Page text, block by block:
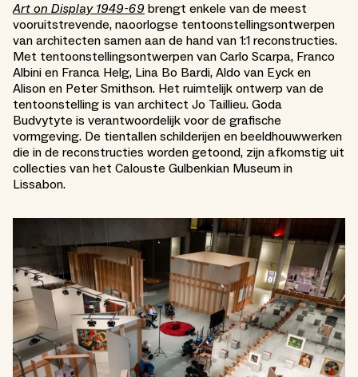
Art on Display 1949-69 brengt enkele van de meest
vooruitstrevende, naoorlogse tentoonstellingsontwerpen
van architecten samen aan de hand van 1:1 reconstructies.
Met tentoonstellingsontwerpen van Carlo Scarpa, Franco
Albini en Franca Helg, Lina Bo Bardi, Aldo van Eyck en
Alison en Peter Smithson. Het ruimtelijk ontwerp van de
tentoonstelling is van architect Jo Taillieu. Goda
Budvytyte is verantwoordelijk voor de grafische
vormgeving. De tientallen schilderijen en beeldhouwwerken
die in de reconstructies worden getoond, zijn afkomstig uit
collecties van het Calouste Gulbenkian Museum in
Lissabon.